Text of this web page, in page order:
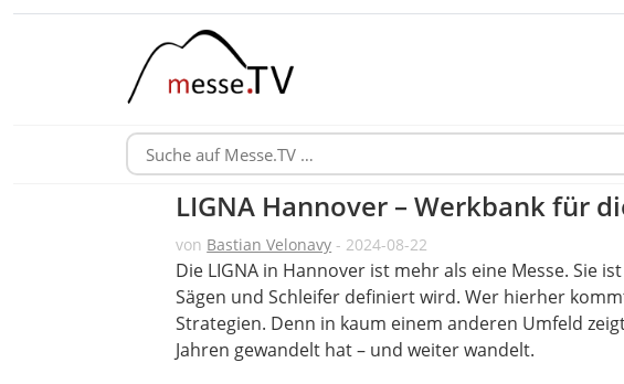
LIGNA Hannover – Werkbank für
von Bastian Velonavy - 2024-08-22
Die LIGNA in Hannover ist mehr als eine Messe. Sie
Sägen und Schleifer definiert wird. Wer hierher
Strategien. Denn in kaum einem anderen Umfeld
Jahren gewandelt hat – und weiter wandelt.